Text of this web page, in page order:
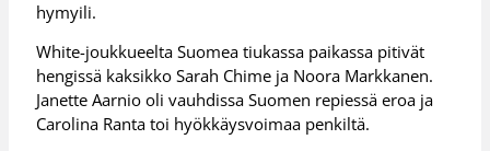
hymyili.
White-joukkueelta Suomea tiukassa paikassa pitivät
hengissä kaksikko Sarah Chime ja Noora Markkanen.
Janette Aarnio oli vauhdissa Suomen repiessä eroa ja
Carolina Ranta toi hyökkäysvoimaa penkiltä.